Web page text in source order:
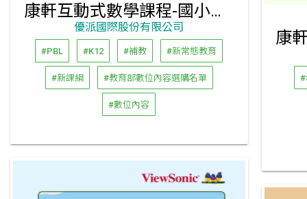
康軒互動式數學課程-國小三年級上學期
優派國際股份有限公司
#PBL #K12 #補教 #新常態教育
#新課綱 #教育部數位內容選購名單
#數位內容